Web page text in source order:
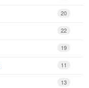
20
22
19
11
13